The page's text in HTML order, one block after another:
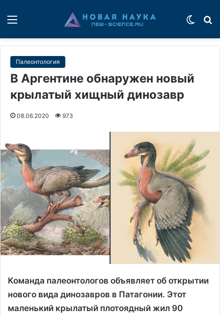
Палеонтология
В Аргентине обнаружен новый
крылатый хищный динозавр
08.06.2020 973
Команда палеонтологов объявляет об открытии
нового вида динозавров в Патагонии. Этот
маленький крылатый плотоядный жил 90